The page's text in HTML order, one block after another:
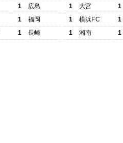
1
広島
1
福岡
1 長崎
1
大宮
1
1
横浜FC
1
1
湘南 1